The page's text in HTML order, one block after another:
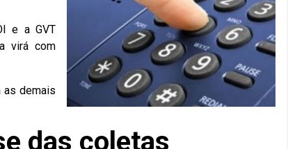
e a GVT
virá com
as demais
das coletas